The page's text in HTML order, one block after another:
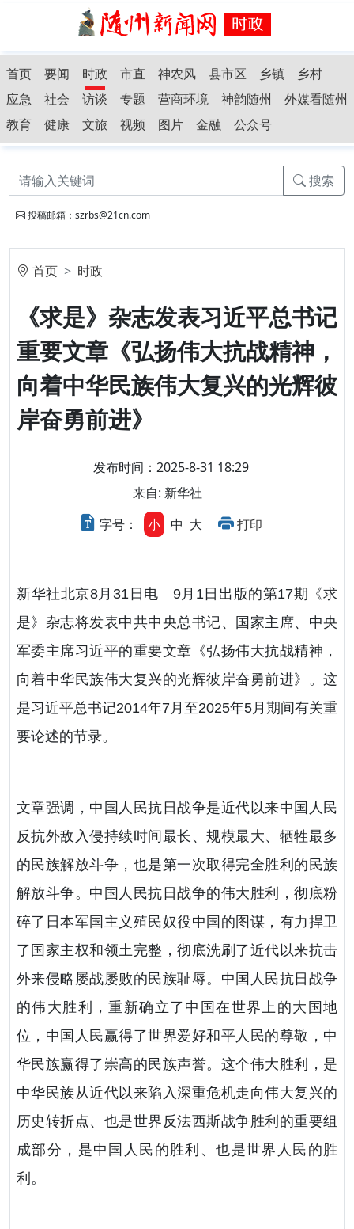
首页 要闻 时政 市直 神农风 县市区 乡镇
乡村
应急
社会 访谈 专题 营商环境 神韵随州
外媒看随州
教育
健康 文旅 视频 图片 金融 公众号
搜索
投稿邮箱：szrbs@21cn.com
首页 时政
《求是》杂志发表习近平总书记
重要文章《弘扬伟大抗战精神，
向着中华民族伟大复兴的光辉彼
岸奋勇前进》
发布时间：2025-8-31 18:29
来自: 新华社
字号：
小 中 大 打印
新华社北京8月31日电 9月1日出版的第17期《求
是》杂志将发表中共中央总书记、国家主席、中央
军委主席习近平的重要文章《弘扬伟大抗战精神，
向着中华民族伟大复兴的光辉彼岸奋勇前进》。这
是习近平总书记2014年7月至2025年5月期间有关重
要论述的节录。
文章强调，中国人民抗日战争是近代以来中国人民
反抗外敌入侵持续时间最长、规模最大、牺牲最多
的民族解放斗争，也是第一次取得完全胜利的民族
解放斗争。中国人民抗日战争的伟大胜利，彻底粉
碎了日本军国主义殖民奴役中国的图谋，有力捍卫
了国家主权和领土完整，彻底洗刷了近代以来抗击
外来侵略屡战屡败的民族耻辱。中国人民抗日战争
的伟大胜利，重新确立了中国在世界上的大国地
位，中国人民赢得了世界爱好和平人民的尊敬，中
华民族赢得了崇高的民族声誉。这个伟大胜利，是
中华民族从近代以来陷入深重危机走向伟大复兴的
历史转折点、也是世界反法西斯战争胜利的重要组
成部分，是中国人民的胜利、也是世界人民的胜
利。